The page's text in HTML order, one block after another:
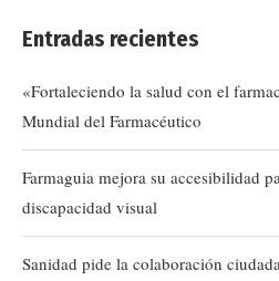
Entradas recientes
«Fortaleciendo la salud con el
Mundial del Farmacéutico
Farmaguia mejora su accesibilidad
discapacidad visual
Sanidad pide la colaboración